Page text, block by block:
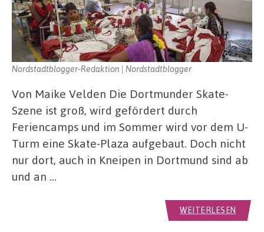
Nordstadtblogger-Redaktion | Nordstadtblogger
Von Maike Velden Die Dortmunder Skate-
Szene ist groß, wird gefördert durch
Feriencamps und im Sommer wird vor dem U-
Turm eine Skate-Plaza aufgebaut. Doch nicht
nur dort, auch in Kneipen in Dortmund sind ab
und an …
WEITERLESEN